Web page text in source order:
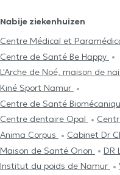
Nabije ziekenhuizen
Centre Médical et
Centre de Santé Be Happy
L'Arche de Noé, maison de
Kiné Sport Namur
Centre de Santé
Centre dentaire Opal
Anima Corpus
Cabinet Dr
Maison de Santé Orion
DR
Institut du poids de Namur